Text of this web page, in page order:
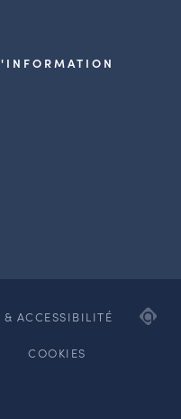
ACCESSIBILITÉ
COOKIES